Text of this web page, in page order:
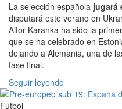
La selección española jugará
disputará este verano en
Aitor Karanka ha sido la
que se ha celebrado en
dejando a Alemania, una de
fase final.
Seguir leyendo
Fútbol